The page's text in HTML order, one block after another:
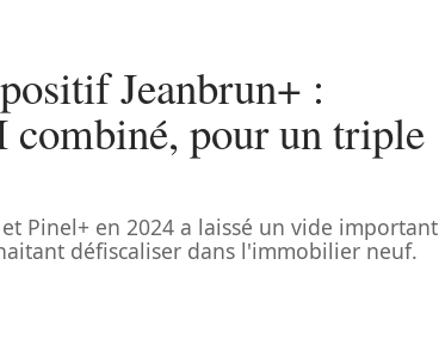
Jeanbrun+ :
combiné, pour un triple
Pinel+ en 2024 a laissé un vide important
défiscaliser dans l'immobilier neuf.